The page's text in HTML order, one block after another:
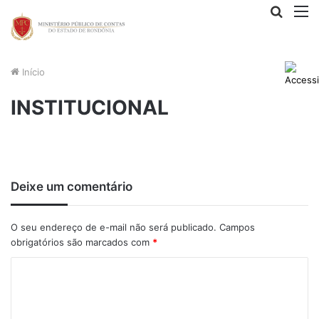
Início
INSTITUCIONAL
Deixe um comentário
O seu endereço de e-mail não será publicado. Campos
obrigatórios são marcados com *